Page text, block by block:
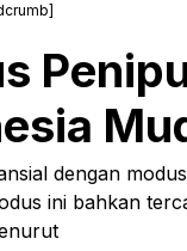
dengan
ini bahkan